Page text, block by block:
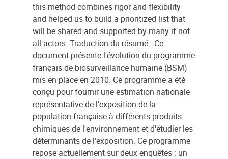
this method combines rigor and flexibility
and helped us to build a prioritized list that
will be shared and supported by many if not
all actors. Traduction du résumé : Ce
document présente l'évolution du programme
français de biosurveillance humaine (BSM)
mis en place en 2010. Ce programme a été
conçu pour fournir une estimation nationale
représentative de l'exposition de la
population française à différents produits
chimiques de l'environnement et d'étudier les
déterminants de l'exposition. Ce programme
repose actuellement sur deux enquêtes : un